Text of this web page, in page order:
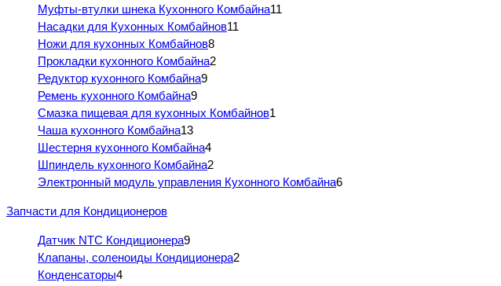
Муфты-втулки шнека Кухонного Комбайна11
Насадки для Кухонных Комбайнов11
Ножи для кухонных Комбайнов8
Прокладки кухонного Комбайна2
Редуктор кухонного Комбайна9
Ремень кухонного Комбайна9
Смазка пищевая для кухонных Комбайнов1
Чаша кухонного Комбайна13
Шестерня кухонного Комбайна4
Шпиндель кухонного Комбайна2
Электронный модуль управления Кухонного Комбайна6
Запчасти для Кондиционеров
Датчик NTC Кондиционера9
Клапаны, соленоиды Кондиционера2
Конденсаторы4